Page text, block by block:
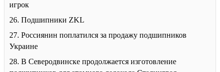
игрок
26. Подшипники ZKL
27. Россиянин поплатился за продажу подшипников
Украине
28. В Северодвинске продолжается изготовление